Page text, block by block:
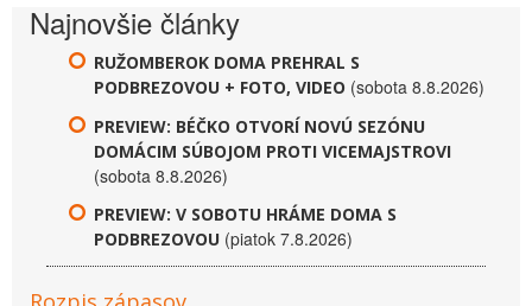
Najnovšie články
RUŽOMBEROK DOMA PREHRAL S
PODBREZOVOU + FOTO, VIDEO (sobota 8.8.2026)
PREVIEW: BÉČKO OTVORÍ NOVÚ SEZÓNU
DOMÁCIM SÚBOJOM PROTI VICEMAJSTROVI
(sobota 8.8.2026)
PREVIEW: V SOBOTU HRÁME DOMA S
PODBREZOVOU (piatok 7.8.2026)